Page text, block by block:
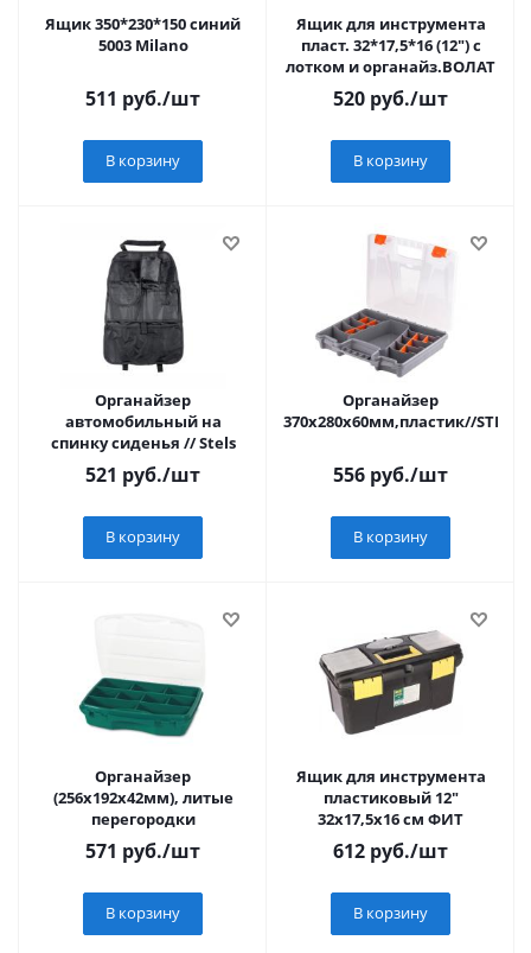
Ящик 350*230*150 синий
5003 Milano
511 руб./шт
В корзину
Ящик для инструмента
пласт. 32*17,5*16 (12") с
лотком и органайз.ВОЛАТ
520 руб./шт
В корзину
Органайзер
автомобильный на
спинку сиденья // Stels
521 руб./шт
В корзину
Органайзер
370х280х60мм,пластик//STELS
556 руб./шт
В корзину
Органайзер
(256х192х42мм), литые
перегородки
571 руб./шт
В корзину
Ящик для инструмента
пластиковый 12"
32х17,5х16 см ФИТ
612 руб./шт
В корзину